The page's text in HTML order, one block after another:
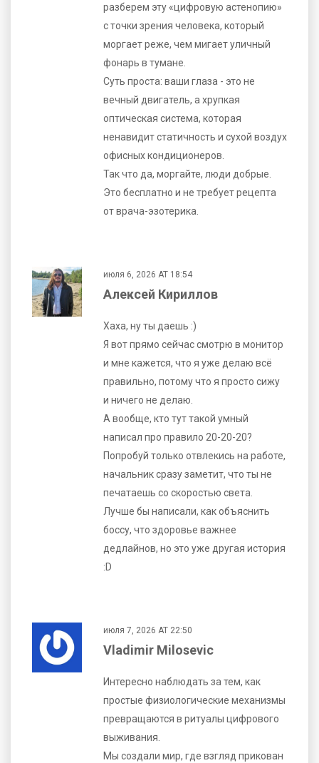
разберем эту «цифровую астенопию»
с точки зрения человека, который
моргает реже, чем мигает уличный
фонарь в тумане.
Суть проста: ваши глаза - это не
вечный двигатель, а хрупкая
оптическая система, которая
ненавидит статичность и сухой воздух
офисных кондиционеров.
Так что да, моргайте, люди добрые.
Это бесплатно и не требует рецепта
от врача-эзотерика.
июля 6, 2026 AT 18:54
Алексей Кириллов
Хаха, ну ты даешь :)
Я вот прямо сейчас смотрю в монитор
и мне кажется, что я уже делаю всё
правильно, потому что я просто сижу
и ничего не делаю.
А вообще, кто тут такой умный
написал про правило 20-20-20?
Попробуй только отвлекись на работе,
начальник сразу заметит, что ты не
печатаешь со скоростью света.
Лучше бы написали, как объяснить
боссу, что здоровье важнее
дедлайнов, но это уже другая история
:D
июля 7, 2026 AT 22:50
Vladimir Milosevic
Интересно наблюдать за тем, как
простые физиологические механизмы
превращаются в ритуалы цифрового
выживания.
Мы создали мир, где взгляд прикован